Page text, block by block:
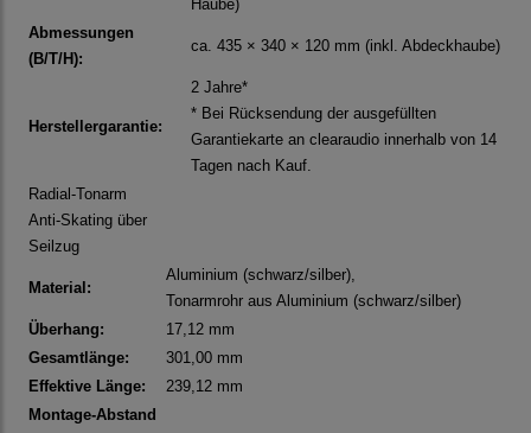
Haube)
Abmessungen
(B/T/H):
ca. 435 × 340 × 120 mm (inkl. Abdeckhaube)
Herstellergarantie:
2 Jahre*
* Bei Rücksendung der ausgefüllten
Garantiekarte an clearaudio innerhalb von 14
Tagen nach Kauf.
Radial-Tonarm
Anti-Skating über
Seilzug
Material:
Aluminium (schwarz/silber),
Tonarmrohr aus Aluminium (schwarz/silber)
Überhang:
17,12 mm
Gesamtlänge:
301,00 mm
Effektive Länge:
239,12 mm
Montage-Abstand